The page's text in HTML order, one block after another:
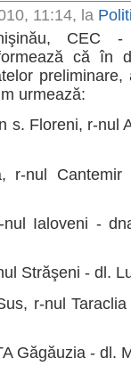
11:14, la
CEC -
că în
urmează:
s. Floreni, r-nul
r-nul
Ialoveni -
Străşeni - dl.
r-nul
Găgăuzia - dl.